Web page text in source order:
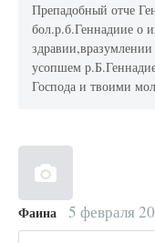
Препадобный отче
бол.р.б.Геннадиие о
усопшем
Господа и твоими
Фаина 5 февраля